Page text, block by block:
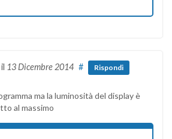
il 13 Dicembre 2014 # Rispondi
ma la luminosità del display è
al massimo